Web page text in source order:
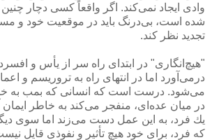
وادی ایجاد نمی‌كند. اگر واقعاً كسی دچار
شده است، بی‌درنگ باید در موقعیت خود و
تجدید نظر كند.
"هیچ‌انگاری" در ابتدای راه سر از یأس و
درمی‌آورد اما در انتهای راه به تروریسم و
می‌شود. درست است كه انسانی كه بمب به
در میان عده‌ای، منفجر می‌كند به خاطر ایمان
یك فرد، به این عمل دست می‌زند اما سوی
كه فرد، برای خود هیچ تأثیر و نفوذی قایل